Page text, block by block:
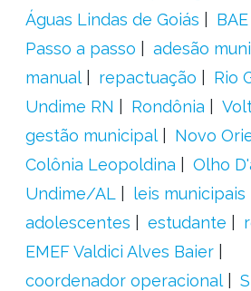
Águas Lindas de Goiás
Passo a passo
adesão
manual
repactuação
Rio
Undime RN
Rondônia
gestão municipal
Novo
Colônia Leopoldina
Olho
Undime/AL
leis municipais
adolescentes
estudante
EMEF Valdici Alves Baier
coordenador operacional